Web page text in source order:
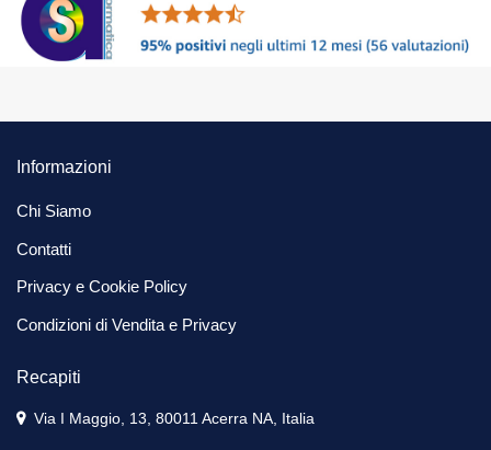
Informazioni
Chi Siamo
Contatti
Privacy e Cookie Policy
Condizioni di Vendita e Privacy
Recapiti
Via I Maggio, 13, 80011 Acerra NA, Italia